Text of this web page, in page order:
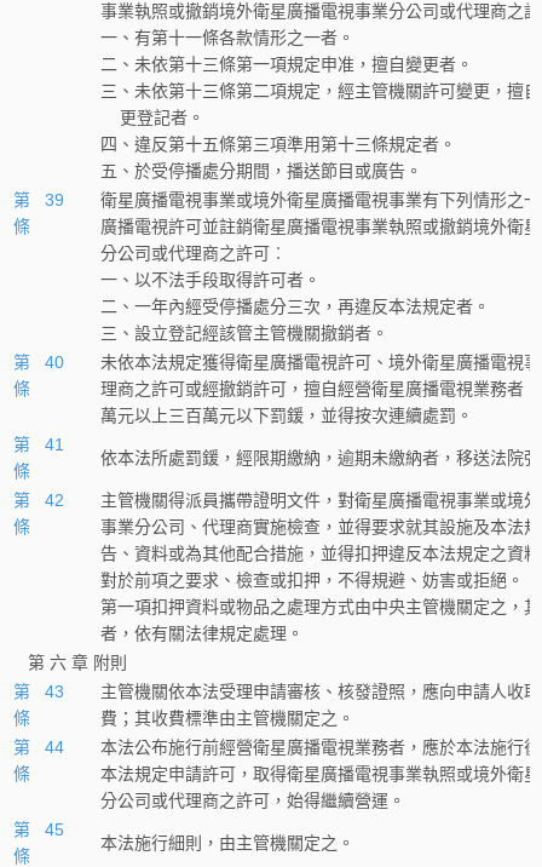
事業執照或撤銷境外衛星廣播電視事業分公司或代理商之
一、有第十一條各款情形之一者。
二、未依第十三條第一項規定申准，擅自變更者。
三、未依第十三條第二項規定，經主管機關許可變更，擅
    更登記者。
四、違反第十五條第三項準用第十三條規定者。
五、於受停播處分期間，播送節目或廣告。
第 39
條
衛星廣播電視事業或境外衛星廣播電視事業有下列情形之
廣播電視許可並註銷衛星廣播電視事業執照或撤銷境外衛
分公司或代理商之許可︰
一、以不法手段取得許可者。
二、一年內經受停播處分三次，再違反本法規定者。
三、設立登記經該管主管機關撤銷者。
第 40
條
未依本法規定獲得衛星廣播電視許可、境外衛星廣播電視
理商之許可或經撤銷許可，擅自經營衛星廣播電視業務者
萬元以上三百萬元以下罰鍰，並得按次連續處罰。
第 41
條
依本法所處罰鍰，經限期繳納，逾期未繳納者，移送法院
第 42
條
主管機關得派員攜帶證明文件，對衛星廣播電視事業或境
事業分公司、代理商實施檢查，並得要求就其設施及本法
告、資料或為其他配合措施，並得扣押違反本法規定之資
對於前項之要求、檢查或扣押，不得規避、妨害或拒絕。
第一項扣押資料或物品之處理方式由中央主管機關定之，
者，依有關法律規定處理。
第 六 章 附則
第 43
條
主管機關依本法受理申請審核、核發證照，應向申請人收
費；其收費標準由主管機關定之。
第 44
條
本法公布施行前經營衛星廣播電視業務者，應於本法施行
本法規定申請許可，取得衛星廣播電視事業執照或境外衛
分公司或代理商之許可，始得繼續營運。
第 45
條
本法施行細則，由主管機關定之。